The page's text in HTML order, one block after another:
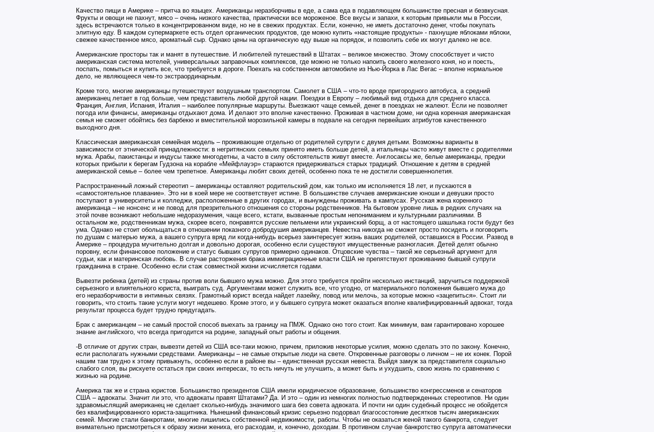
Качество пищи в Америке – притча во языцех. Американцы неразборчивы в еде, а сама еда в подавляющем большинстве пресная и безвкусная.
Фрукты и овощи не пахнут, мясо – очень низкого качества, практически все мороженое. Все вкусы и запахи, к которым привыкли мы в России,
здесь встречаются только в концентрированном виде, но не в свежих продуктах. Если, конечно, не иметь достаточно денег, чтобы покупать
элитную еду. В каждом супермаркете есть отдел органических продуктов, где можно купить «настоящие продукты» - пахнущие яблоками яблоки,
свежее качественное мясо, ароматный сыр. Однако цены на органическую еду выше на порядок, и позволить себе их могут далеко не все.
Американские просторы так и манят в путешествие. И любителей путешествий в Штатах – великое множество. Этому способствует и чисто
американская система мотелей, универсальных заправочных комплексов, где можно не только напоить своего железного коня, но и поесть,
поспать, помыться и купить все, что требуется в дороге. Поехать на собственном автомобиле из Нью-Йорка в Лас Вегас – вполне нормальное
дело, не являющееся чем-то экстраординарным.
Кроме того, многие американцы путешествуют воздушным транспортом. Самолет в США – что-то вроде пригородного автобуса, а средний
американец летает в год больше, чем представитель любой другой нации. Поездки в Европу – любимый вид отдыха для среднего класса.
Франция, Англия, Испания, Италия – наиболее популярные маршруты. Выезжают чаще семьей, денег в поездках не жалеют. Если не позволяет
погода или финансы, американцы отдыхают дома. И делают это вполне качественно. Проживая в частном доме, ни одна коренная американская
семья не сможет обойтись без барбекю и вместительной морозильной камеры в подвале на сегодня первейших атрибутов качественного
выходного дня.
Классическая американская семейная модель – проживающие отдельно от родителей супруги с двумя детьми. Возможны варианты в
зависимости от этнической принадлежности: в негритянских семьях принято иметь больше детей, а итальянцы часто живут вместе с родителями
мужа. Арабы, пакистанцы и индусы также многодетны, а часто в силу обстоятельств живут вместе. Англосаксы же, белые американцы, предки
которых прибыли к берегам Гудзона на корабле «Мейфлауэр» стараются придерживаться старых традиций. Отношение к детям в средней
американской семье – более чем трепетное. Американцы любят своих детей, особенно пока те не достигли совершеннолетия.
Распространенный ложный стереотип – американцы оставляют родительский дом, как только им исполняется 18 лет, и пускаются в
«самостоятельное плавание». Это ни в коей мере не соответствует истине. В большинстве случаев американские юноши и девушки просто
поступают в университеты и колледжи, расположенные в других городах, и вынуждены проживать в кампусах. Русская жена коренного
американца – не нонсенс и не повод для презрительного отношения со стороны родственников. На бытовом уровне лишь в редких случаях на
этой почве возникают небольшие недоразумения, чаще всего, кстати, вызванные простым непониманием и культурными различиями. В
остальном же, родственникам мужа, скорее всего, понравятся русские пельмени или украинский борщ, а от настоящего шашлыка гости будут без
ума. Однако не стоит обольщаться в отношении показного добродушия американцев. Невестка никогда не сможет просто посидеть и поговорить
по душам с матерью мужа, а вашего супруга вряд ли когда-нибудь всерьез заинтересует жизнь ваших родителей, оставшихся в России. Развод в
Америке – процедура мучительно долгая и довольно дорогая, особенно если существуют имущественные разногласия. Детей делят обычно
поровну, если финансовое положение и статус бывших супругов примерно одинаков. Отцовские чувства – такой же серьезный аргумент для
судьи, как и материнская любовь. В случае расторжения брака иммиграционные власти США не препятствуют проживанию бывшей супруги
гражданина в стране. Особенно если стаж совместной жизни исчисляется годами.
Вывезти ребенка (детей) из страны против воли бывшего мужа можно. Для этого требуется пройти несколько инстанций, заручиться поддержкой
серьезного и влиятельного юриста, выиграть суд. Аргументами может служить все, что угодно, от материального положения бывшего мужа до
его неразборчивости в интимных связях. Грамотный юрист всегда найдет лазейку, повод или мелочь, за которые можно «зацепиться». Стоит ли
говорить, что стоить такие услуги могут недешево. Кроме этого, и у бывшего супруга может оказаться вполне квалифицированный адвокат, тогда
результат процесса будет трудно предугадать.
Брак с американцем – не самый простой способ выехать за границу на ПМЖ. Однако оно того стоит. Как минимум, вам гарантировано хорошее
знание английского, что всегда пригодится на родине, западный опыт работы и общения.
-В отличие от других стран, вывезти детей из США все-таки можно, причем, приложив некоторые усилия, можно сделать это по закону. Конечно,
если располагать нужными средствами. Американцы – не самые открытые люди на свете. Откровенные разговоры о личном – не их конек. Порой
нашим там трудно к этому привыкнуть, особенно если в районе вы – единственная русская невеста. Выйдя замуж за представителя социально
слабого слоя, вы рискуете остаться при своих интересах, то есть ничуть не улучшить, а может быть и ухудшить, свою жизнь по сравнению с
жизнью на родине.
Америка так же и страна юристов. Большинство президентов США имели юридическое образование, большинство конгрессменов и сенаторов
США – адвокаты. Значит ли это, что адвокаты правят Штатами? Да. И это – один из немногих полностью подтвержденных стереотипов. Ни один
здравомыслящий американец не сделает сколько-нибудь значимого шага без совета адвоката. И почти ни один судебный процесс не обойдется
без квалифицированного юриста-защитника. Нынешний финансовый кризис серьезно подорвал благосостояние десятков тысяч американских
семей. Многие стали банкротами, многие лишились собственной недвижимости, работы. Чтобы не оказаться женой такого банкрота, следует
внимательно присмотреться к образу жизни жениха, его расходам, и, конечно, доходам. В противном случае банкротство супруга автоматически